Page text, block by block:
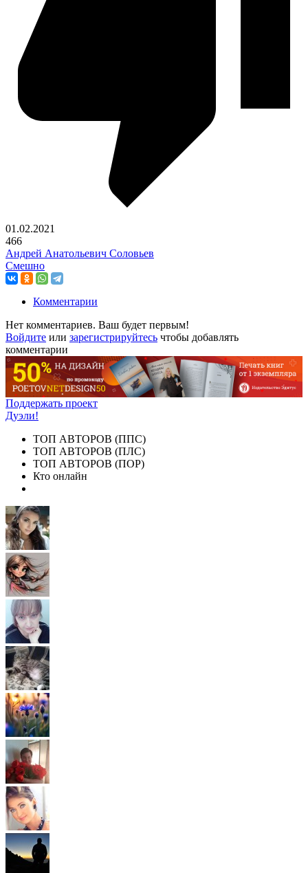
01.02.2021
466
Андрей Анатольевич Соловьев
Cмешно
Комментарии
Нет комментариев. Ваш будет первым!
Войдите или зарегистрируйтесь чтобы добавлять
комментарии
Поддержать проект
Дуэли!
ТОП АВТОРОВ (ППС)
ТОП АВТОРОВ (ПЛС)
ТОП АВТОРОВ (ПОР)
Кто онлайн